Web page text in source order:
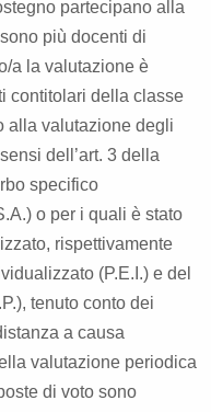
partecipano alla
più docenti di
a la valutazione è
contitolari della classe
alla valutazione degli
dell’art. 3 della
specifico
o per i quali è stato
rispettivamente
(P.E.I.) e del
tenuto conto dei
a causa
valutazione periodica
di voto sono